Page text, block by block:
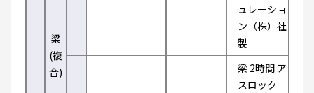
梁
(複
合)
ュレーショ
ン（株）社
製
梁 2時間 ア
スロック